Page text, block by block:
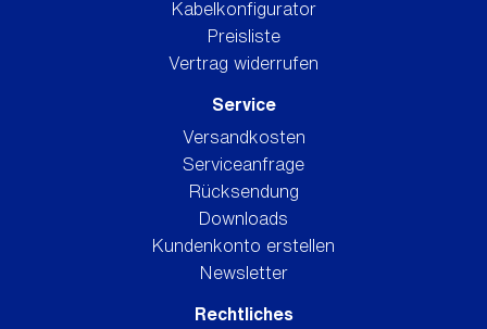
Kabelkonfigurator
Preisliste
Vertrag widerrufen
Service
Versandkosten
Serviceanfrage
Rücksendung
Downloads
Kundenkonto erstellen
Newsletter
Rechtliches